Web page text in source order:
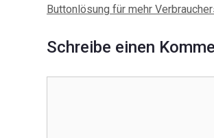
Navigation
Buttonlösung für mehr
Schreibe einen